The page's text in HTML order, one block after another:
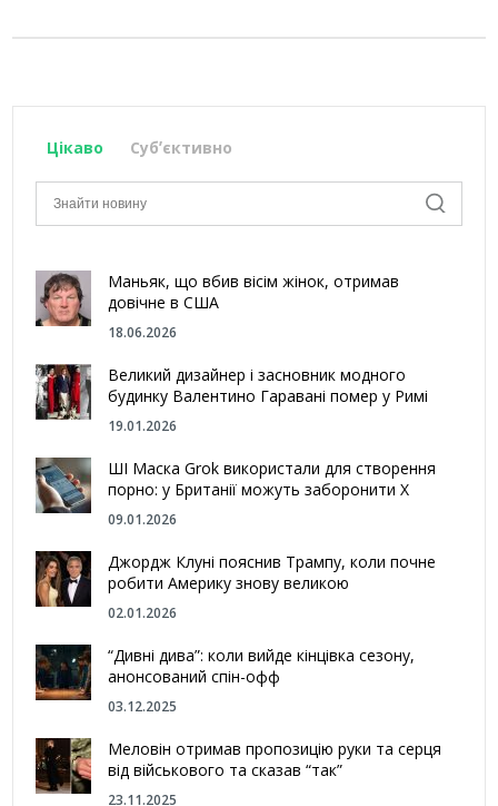
Цікаво Субʼєктивно
Маньяк, що вбив вісім жінок, отримав
довічне в США
18.06.2026
Великий дизайнер і засновник модного
будинку Валентино Гаравані помер у Римі
19.01.2026
ШІ Маска Grok використали для створення
порно: у Британії можуть заборонити Х
09.01.2026
Джордж Клуні пояснив Трампу, коли почне
робити Америку знову великою
02.01.2026
“Дивні дива”: коли вийде кінцівка сезону,
анонсований спін-офф
03.12.2025
Меловін отримав пропозицію руки та серця
від військового та сказав “так”
23.11.2025